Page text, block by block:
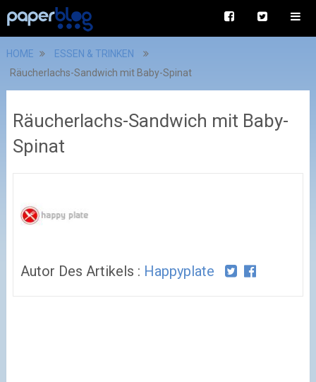
HOME
ESSEN & TRINKEN
Räucherlachs-Sandwich mit Baby-Spinat
Räucherlachs-Sandwich mit Baby-
Spinat
Autor Des Artikels : Happyplate